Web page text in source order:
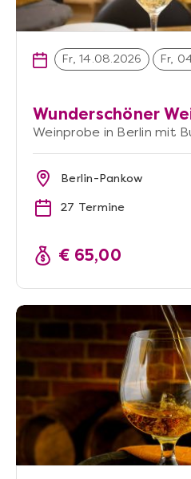
Fr, 14.08.2026 Fr,
Wunderschöner
Weinprobe in Berlin mit
Berlin-Pankow
27 Termine
€ 65,00